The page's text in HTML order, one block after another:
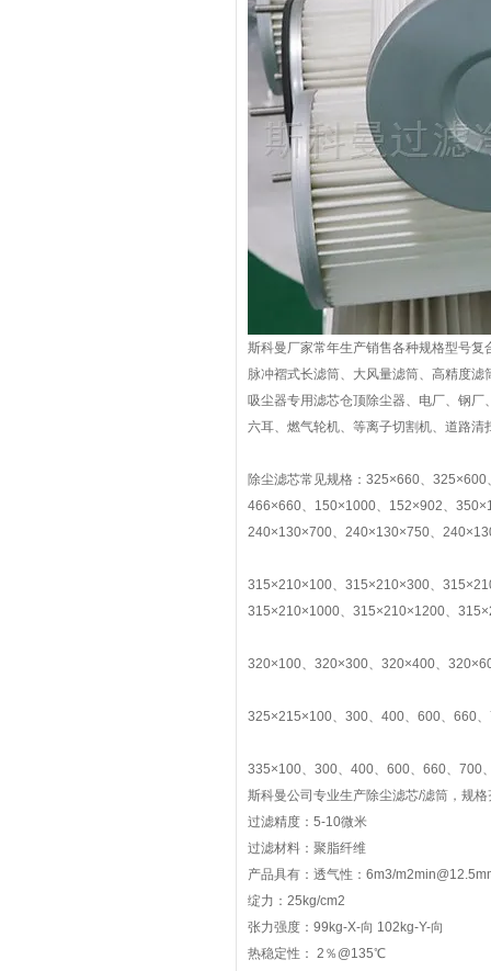
斯科曼厂家常年生产销售各种规格型号复
脉冲褶式长滤筒、大风量滤筒、高精度
吸尘器专用滤芯仓顶除尘器、电厂、钢
六耳、燃气轮机、等离子切割机、道路
除尘滤芯常见规格：325×660、
466×660、150×1000、152×902、
240×130×700、240×130×750、
315×210×100、315×210×300、
315×210×1000、315×210×1200、
320×100、320×300、320×400、
325×215×100、300、400、600、660
335×100、300、400、600、660、700
斯科曼公司专业生产除尘滤芯/滤筒，规
过滤精度：5-10微米
过滤材料：聚脂纤维
产品具有：透气性：6m3/
绽力：25kg/cm2
张力强度：99kg-X-向 102kg-Y-向
热稳定性： 2％@135℃